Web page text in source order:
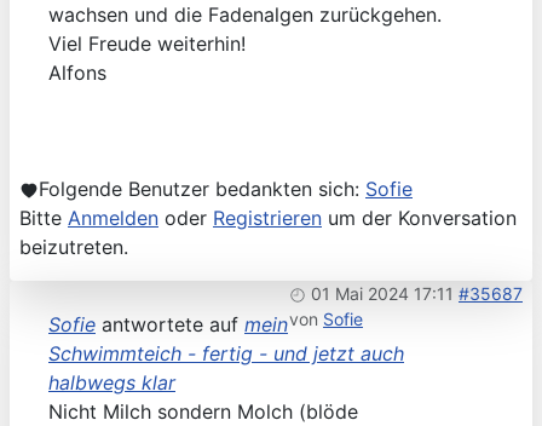
wachsen und die Fadenalgen zurückgehen.
Viel Freude weiterhin!
Alfons
Folgende Benutzer bedankten sich: Sofie
Bitte Anmelden oder Registrieren um der Konversation
beizutreten.
01 Mai 2024 17:11 #35687
von Sofie
Sofie antwortete auf mein
Schwimmteich - fertig - und jetzt auch
halbwegs klar
Nicht Milch sondern Molch (blöde